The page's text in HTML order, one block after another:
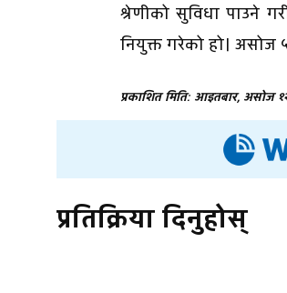
श्रेणीको सुविधा पाउने
नियुक्त गरेको हो। असोज
प्रकाशित मिति: आइतबार, असोज
प्रतिक्रिया दिनुहोस्